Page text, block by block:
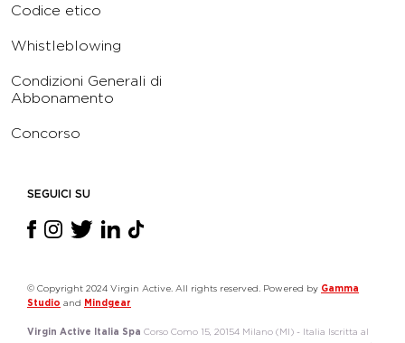
Codice etico
Whistleblowing
Condizioni Generali di
Abbonamento
Concorso
SEGUICI SU
© Copyright 2024 Virgin Active. All rights reserved. Powered by Gamma
Studio and Mindgear
Virgin Active Italia Spa Corso Como 15, 20154 Milano (MI) - Italia Iscritta al